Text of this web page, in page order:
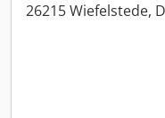
26215 Wiefelstede,